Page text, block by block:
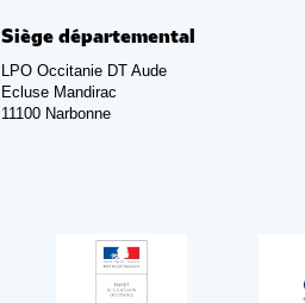
Siège départemental
LPO Occitanie DT Aude
Ecluse Mandirac
11100 Narbonne